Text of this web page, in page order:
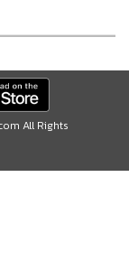
พอร์ตรายได้
เดีย และ
กง หวังกระจาย
ครงการ
ทย เปิดเผยว่า
All Rights